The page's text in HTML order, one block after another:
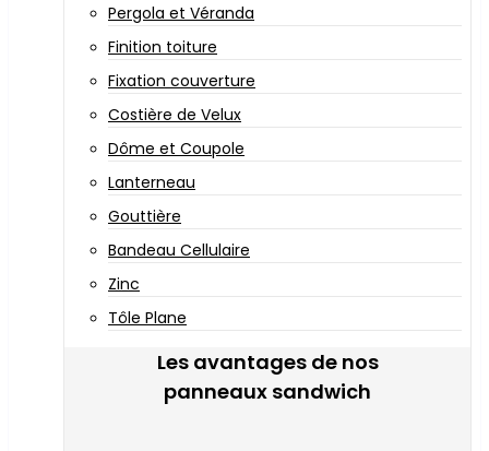
Pergola et Véranda
Finition toiture
Fixation couverture
Costière de Velux
Dôme et Coupole
Lanterneau
Gouttière
Bandeau Cellulaire
Zinc
Tôle Plane
Les avantages de nos
panneaux sandwich